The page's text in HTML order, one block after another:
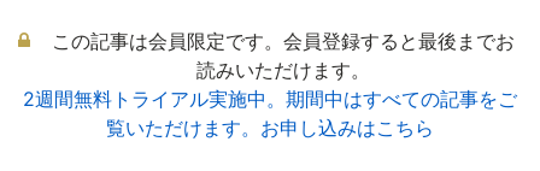
この記事は会員限定です。会員登録すると最後までお
読みいただけます。
2週間無料トライアル実施中。期間中はすべての記事をご
覧いただけます。お申し込みはこちら